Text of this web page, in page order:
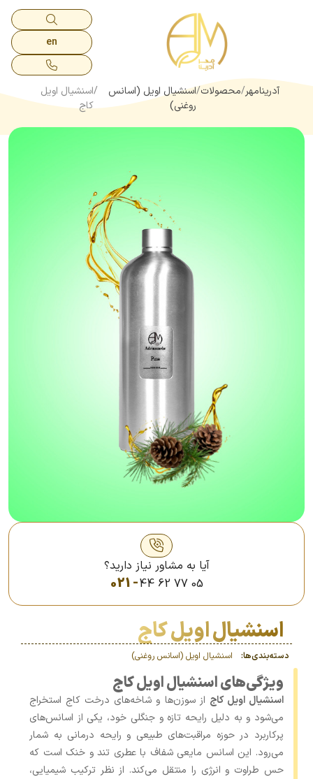
en
آدرینامهر محصولات اسنشیال اویل (اسانس
روغنی)
اسنشیال اویل
کاج
آیا به مشاور نیاز دارید؟
021 -44 62 77 05
اسنشیال اویل کاج
دسته‌بندی‌ها: اسنشیال اویل (اسانس روغنی)
ویژگی‌های اسنشیال اویل کاج
اسنشیال اویل کاج از سوزن‌ها و شاخه‌های درخت کاج استخراج
می‌شود و به دلیل رایحه تازه و جنگلی خود، یکی از اسانس‌های
پرکاربرد در حوزه مراقبت‌های طبیعی و رایحه ‌درمانی به شمار
می‌رود. این اسانس مایعی شفاف با عطری تند و خنک است که
حس طراوت و انرژی را منتقل می‌کند. از نظر ترکیب شیمیایی،